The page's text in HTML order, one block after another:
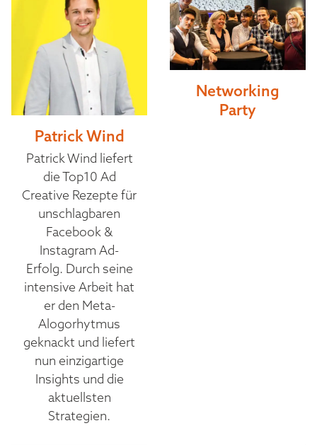
Patrick Wind
Patrick Wind liefert
die Top10 Ad
Creative Rezepte für
unschlagbaren
Facebook &
Instagram Ad-
Erfolg. Durch seine
intensive Arbeit hat
er den Meta-
Alogorhytmus
geknackt und liefert
nun einzigartige
Insights und die
aktuellsten
Strategien.
Networking
Party